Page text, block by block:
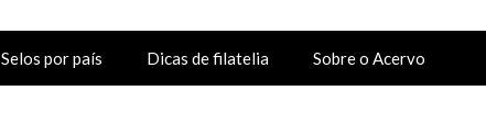
Selos por país Dicas de filatelia Sobre o Acervo